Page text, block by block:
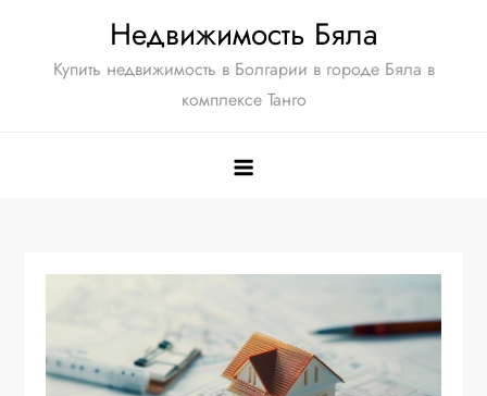
содержимому
Недвижимость Бяла
Купить недвижимость в Болгарии в городе Бяла в
комплексе Танго